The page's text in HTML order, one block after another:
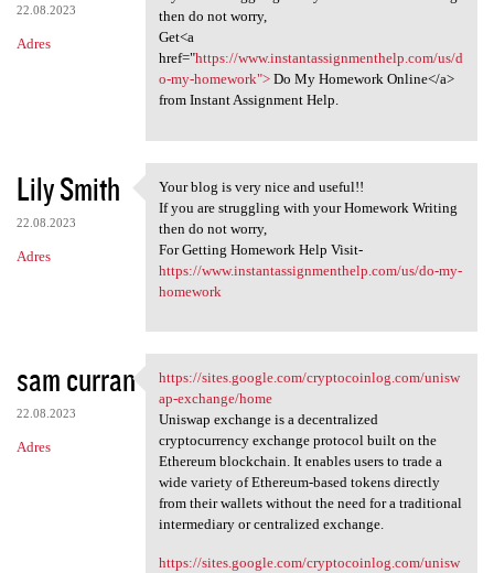
22.08.2023
Adres
then do not worry,
Get<a
href="https://www.instantassignmenthelp.com/us/d
o-my-homework">Do My Homework Online</a>
from Instant Assignment Help.
Lily Smith
22.08.2023
Adres
Your blog is very nice and
Your blog is very nice and useful!!
If you are struggling with your Homework Writing
then do not worry,
For Getting Homework Help Visit-
https://www.instantassignmenthelp.com/us/do-my-
homework
sam curran
22.08.2023
Adres
https://sites.google.com
https://sites.google.com/cryptocoinlog.com/unisw
ap-exchange/home
Uniswap exchange is a decentralized
cryptocurrency exchange protocol built on the
Ethereum blockchain. It enables users to trade a
wide variety of Ethereum-based tokens directly
from their wallets without the need for a traditional
intermediary or centralized exchange.
https://sites.google.com/cryptocoinlog.com/unisw